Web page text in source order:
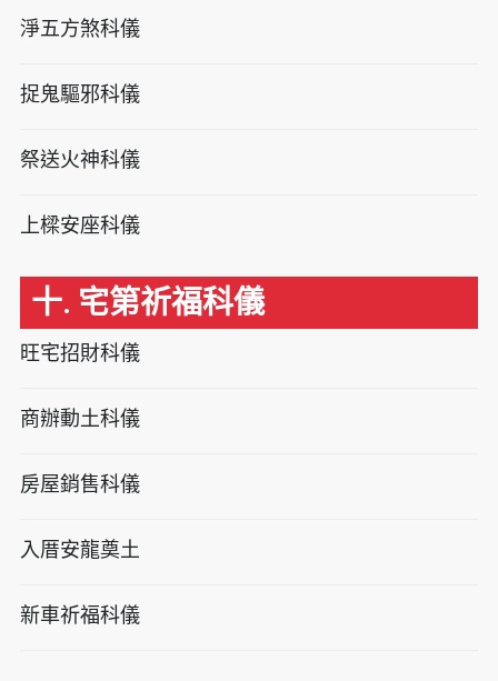
淨五方煞科儀
捉鬼驅邪科儀
祭送火神科儀
上樑安座科儀
十. 宅第祈福科儀
旺宅招財科儀
商辦動土科儀
房屋銷售科儀
入厝安龍奠土
新車祈福科儀